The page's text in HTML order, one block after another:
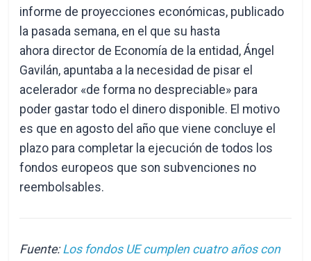
informe de proyecciones económicas, publicado
la pasada semana, en el que su hasta
ahora director de Economía de la entidad, Ángel
Gavilán, apuntaba a la necesidad de pisar el
acelerador «de forma no despreciable» para
poder gastar todo el dinero disponible. El motivo
es que en agosto del año que viene concluye el
plazo para completar la ejecución de todos los
fondos europeos que son subvenciones no
reembolsables.
Fuente:Los fondos UE cumplen cuatro años con